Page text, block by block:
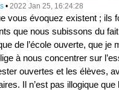
• 2022 Jan 25, 16:24:28
vous évoquez existent ; ils
que nous subissons du
de l’école ouverte, que je
à nous concentrer sur
ouvertes et les élèves,
Il n’est pas illogique que